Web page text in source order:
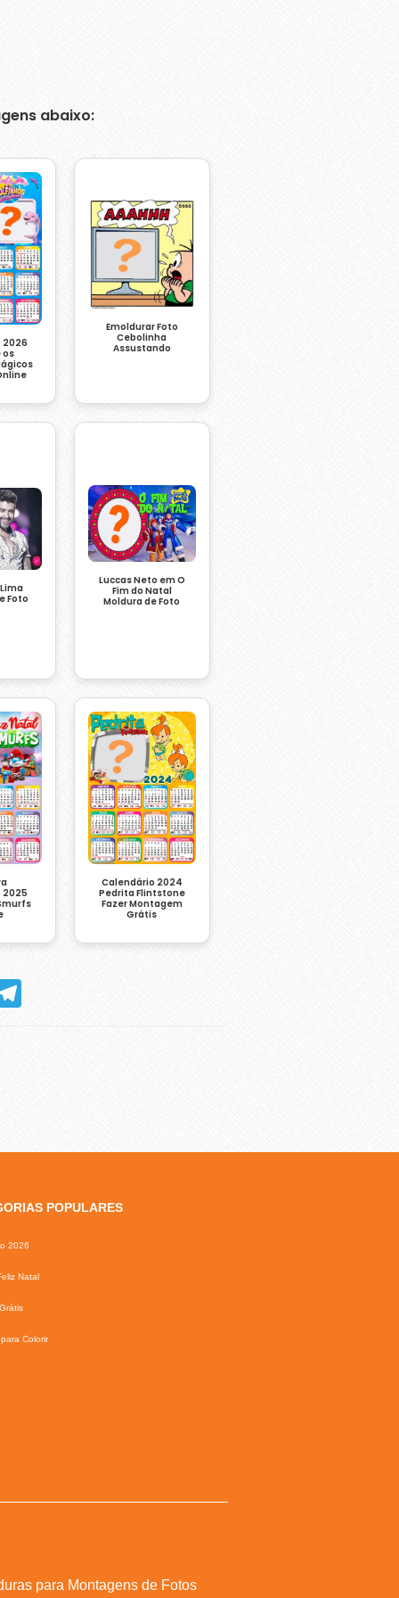
abaixo:
2026
os
Emoldurar Foto
Cebolinha
Assustando
Foto
Luccas Neto em O
Fim do Natal
Moldura de Foto
2025
Calendário 2024
Pedrita Flintstone
Fazer Montagem
Grátis
Telegram
POPULARES
2026
Natal
Colorir
para Montagens de Fotos